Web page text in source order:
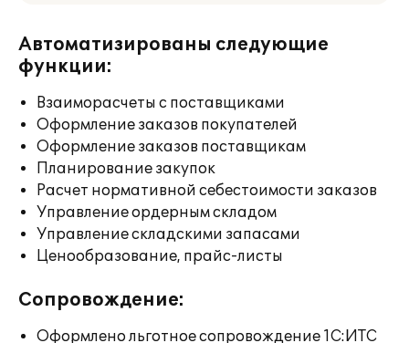
Автоматизированы следующие
функции:
Взаиморасчеты с поставщиками
Оформление заказов покупателей
Оформление заказов поставщикам
Планирование закупок
Расчет нормативной себестоимости заказов
Управление ордерным складом
Управление складскими запасами
Ценообразование, прайс-листы
Сопровождение:
Оформлено льготное сопровождение 1С:ИТС